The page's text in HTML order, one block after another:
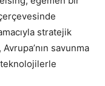
stratejik
savunma